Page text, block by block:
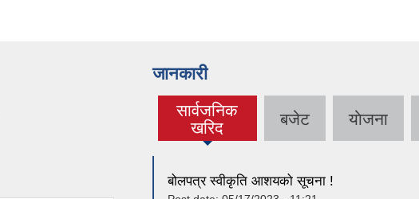
जानकारी
सार्वजनिक
खरिद
(active tab) बजेट याेजना
बोलपत्र स्वीकृति आशयको सूचना !